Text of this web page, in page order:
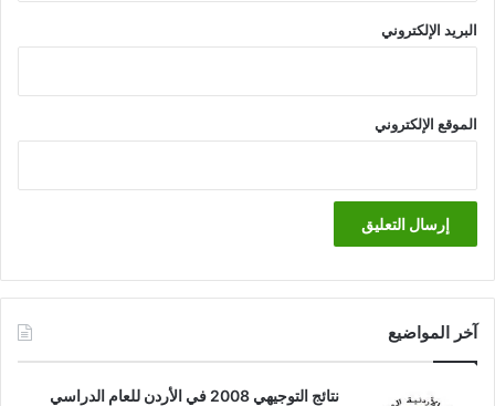
البريد الإلكتروني
الموقع الإلكتروني
آخر المواضيع
نتائج التوجيهي 2008 في الأردن للعام الدراسي